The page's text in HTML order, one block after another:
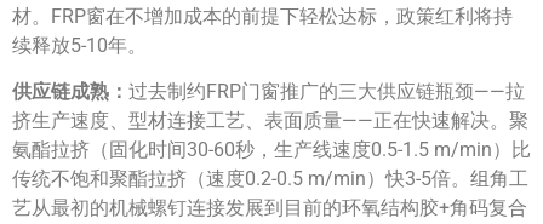
材。FRP窗在不增加成本的前提下轻松达标，政策红利将持
续释放5-10年。
供应链成熟： 过去制约FRP门窗推广的三大供应链瓶颈——拉
挤生产速度、型材连接工艺、表面质量——正在快速解决。聚
氨酯拉挤（固化时间30-60秒，生产线速度0.5-1.5 m/min）比
传统不饱和聚酯拉挤（速度0.2-0.5 m/min）快3-5倍。组角工
艺从最初的机械螺钉连接发展到目前的环氧结构胶+角码复合